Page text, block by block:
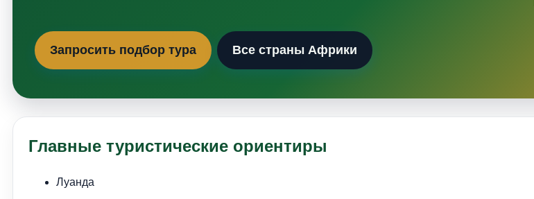
Запросить подбор тура Все страны Африки
Главные туристические ориентиры
Луанда